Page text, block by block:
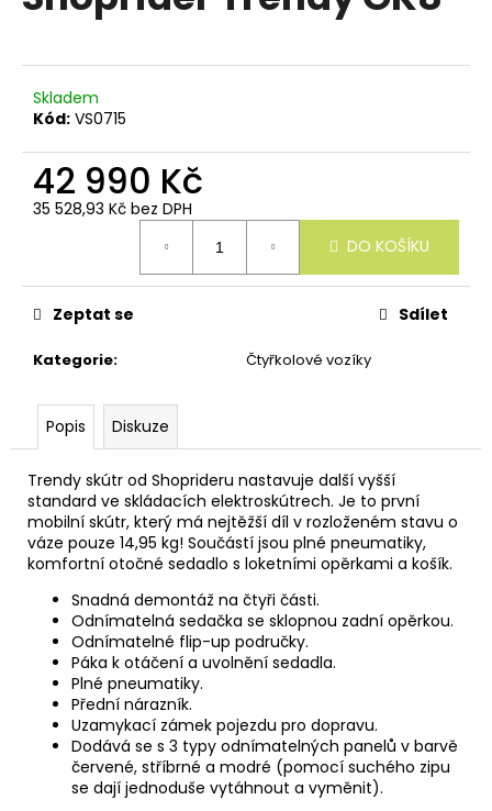
5
hvězdiček.
Skladem
Kód: VS0715
42 990 Kč
35 528,93 Kč bez DPH
DO KOŠÍKU
Kategorie: Čtyřkolové vozíky
Zeptat se Sdílet
Popis Diskuze
Trendy skútr od Shoprideru nastavuje další vyšší
standard ve skládacích elektroskútrech. Je to první
mobilní skútr, který má nejtěžší díl v rozloženém stavu o
váze pouze 14,95 kg! Součástí jsou plné pneumatiky,
komfortní otočné sedadlo s loketními opěrkami a košík.
Snadná demontáž na čtyři části.
Odnímatelná sedačka se sklopnou zadní opěrkou.
Odnímatelné flip-up područky.
Páka k otáčení a uvolnění sedadla.
Plné pneumatiky.
Přední nárazník.
Uzamykací zámek pojezdu pro dopravu.
Dodává se s 3 typy odnímatelných panelů v barvě
červené, stříbrné a modré (pomocí suchého zipu
se dají jednoduše vytáhnout a vyměnit).
a
t
?
o
r
u
č
u